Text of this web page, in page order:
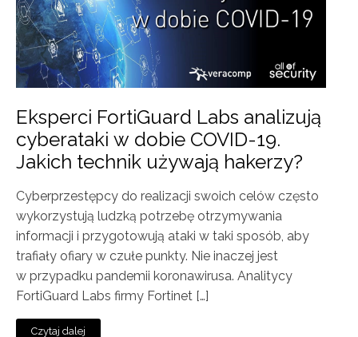
Eksperci FortiGuard Labs analizują
cyberataki w dobie COVID-19.
Jakich technik używają hakerzy?
Cyberprzestępcy do realizacji swoich celów często
wykorzystują ludzką potrzebę otrzymywania
informacji i przygotowują ataki w taki sposób, aby
trafiały ofiary w czułe punkty. Nie inaczej jest
w przypadku pandemii koronawirusa. Analitycy
FortiGuard Labs firmy Fortinet […]
Czytaj dalej